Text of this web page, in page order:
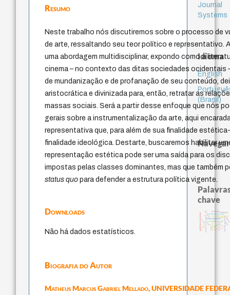
Resumo
Neste trabalho nós discutiremos sobre o processo de
de arte, ressaltando seu teor político e representativo.
uma abordagem multidisciplinar, expondo como a
cinema – no contexto das ditas sociedades ocidentais
de mundanização e de profanação de seu conteúdo,
aristocrática e divinizada para, então, retratar as
massas sociais. Será a partir desse enfoque que nós
gerais sobre a instrumentalização da arte, aqui
representativa que, para além de sua finalidade
finalidade ideológica. Destarte, buscaremos habilitar
representação estética pode ser uma saída para os
impostas pelas classes dominantes, mas que também
status quo para defender a estrutura política vigente.
Downloads
Não há dados estatísticos.
Biografia do Autor
Matheus Marcus Gabriel Mellado,UNIVERSIDADE
Journal
Systems
Idioma
English
(Brasil)
Navegar
chave
fundamentalismo
jacobi
protágoras
experiência temporal
metafísica do tempo género
idade
intolerância
identidade nacional
filosofia brasileira
j.c.m. neto
palavra
perdón
violencia
guayaquil
logos
pedagogia
lei
multidimensionalidade bataille
mind
animais
realidad